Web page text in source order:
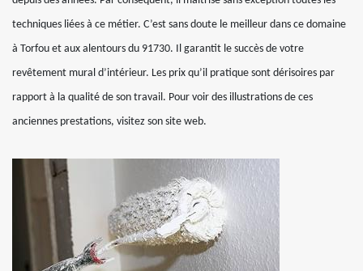
techniques liées à ce métier. C’est sans doute le meilleur dans ce domaine
à Torfou et aux alentours du 91730. Il garantit le succès de votre
revêtement mural d’intérieur. Les prix qu’il pratique sont dérisoires par
rapport à la qualité de son travail. Pour voir des illustrations de ces
anciennes prestations, visitez son site web.